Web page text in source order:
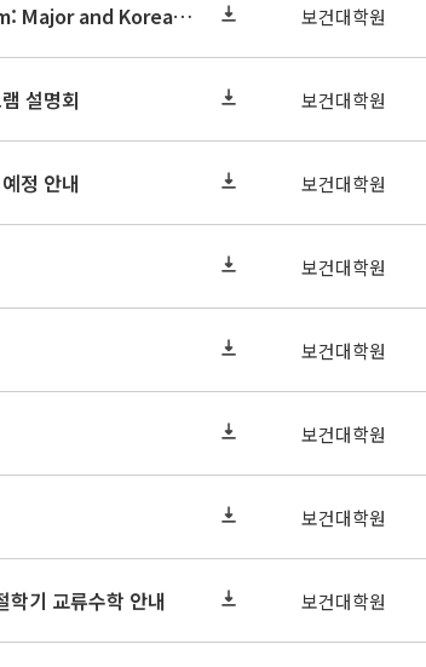
2023학년도 2학기 석·박사 논문제출자격시험 안내 (TSQ exam: Major and Korean for foreign students) 보건대학원
설명회 보건대학원
정 안내 보건대학원
보건대학원
보건대학원
보건대학원
보건대학원
기 교류수학 안내 보건대학원